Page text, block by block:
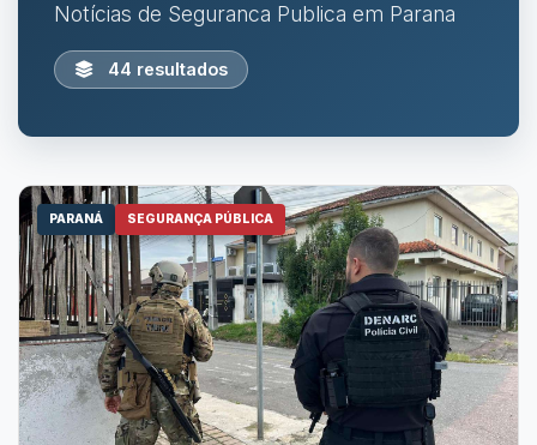
Notícias de Seguranca Publica em Parana
44 resultados
PARANÁ SEGURANÇA PÚBLICA